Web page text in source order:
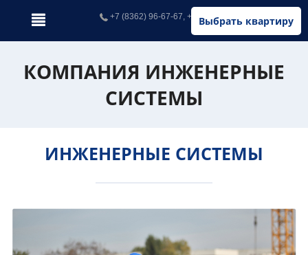
Выбрать квартиру
+7 (8362) 96-67-67, +7 (902) 326-67-67
КОМПАНИЯ ИНЖЕНЕРНЫЕ
СИСТЕМЫ
ИНЖЕНЕРНЫЕ СИСТЕМЫ